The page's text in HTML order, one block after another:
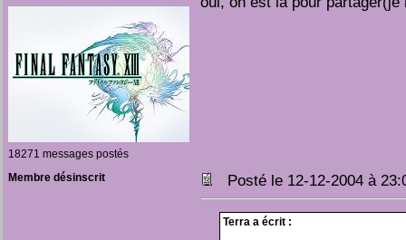
18271 messages postés
Membre désinscrit Posté le 12-12-2004 à
Terra a écrit :